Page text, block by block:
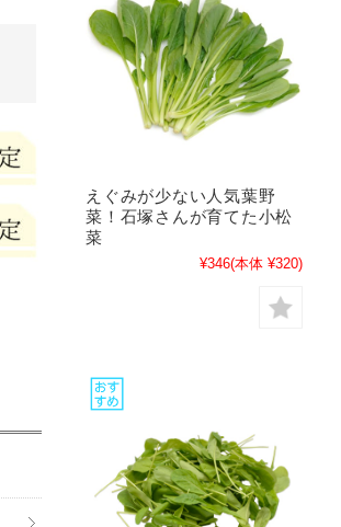
えぐみが少ない人気葉野
菜！石塚さんが育てた小松
菜
¥346(本体 ¥320)